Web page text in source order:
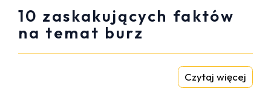
10 zaskakujących faktów
na temat burz
Czytaj więcej